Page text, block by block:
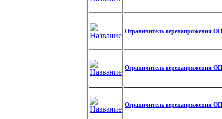
Ограничитель перенапряжения
Ограничитель перенапряжения
Ограничитель перенапряжения